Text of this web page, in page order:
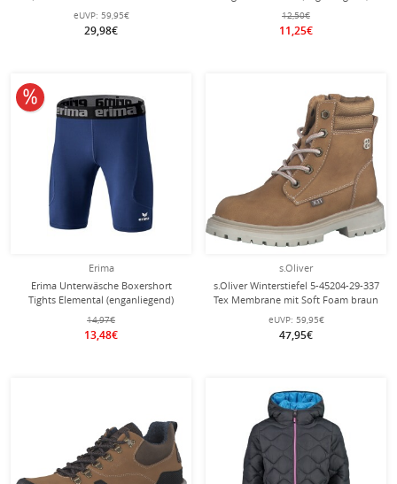
winddicht) lime Kleinkinder
eUVP: 59,95€
29,98€
royalblau Kinder
12,50€
11,25€
Erima
Erima Unterwäsche Boxershort
Tights Elemental (enganliegend)
navyblau Kinder
14,97€
13,48€
10% reduziert
s.Oliver
s.Oliver Winterstiefel 5-45204-29-337
Tex Membrane mit Soft Foam braun
Kinder
eUVP: 59,95€
47,95€